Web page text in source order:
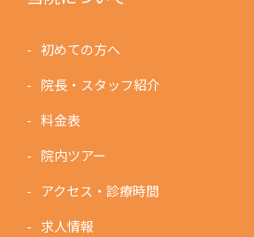
初めての方へ
院長・スタッフ紹介
料金表
院内ツアー
アクセス・診療時間
求人情報